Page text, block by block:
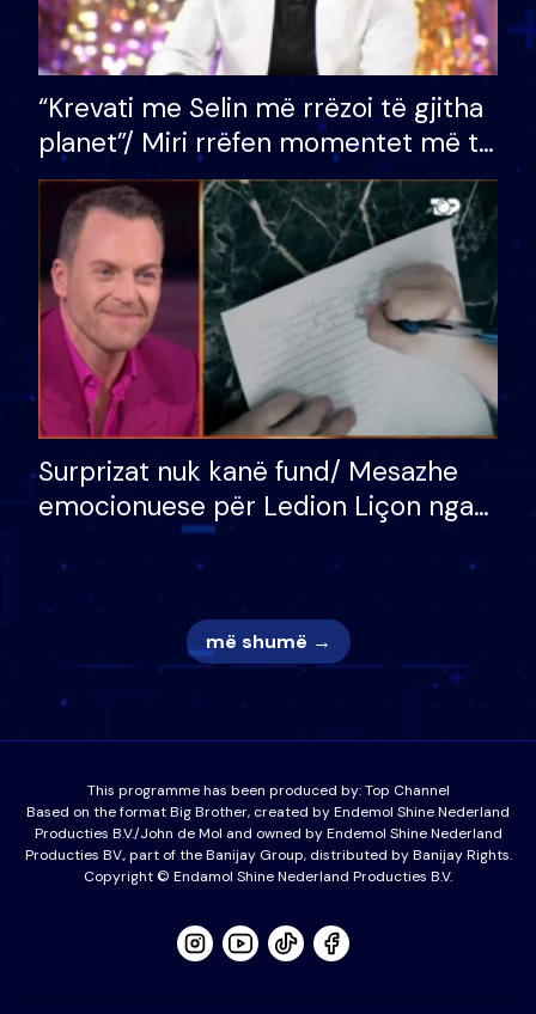
“Krevati me Selin më rrëzoi të gjitha
planet”/ Miri rrëfen momentet më të
bukura në shtëpinë e BB VIP: Do më
mungojë zilja e mëngjesit kur…
Surprizat nuk kanë fund/ Mesazhe
emocionuese për Ledion Liçon nga
nëna dhe fëmijët e tij, moderatori
nuk i mban dot lotët: Nuk meritoj…
më shumë →
This programme has been produced by:Top Channel
Based on the format Big Brother, created by Endemol Shine Nederland
Producties B.V./John de Mol and owned by Endemol Shine Nederland
Producties BV., part of the Banijay Group, distributed by Banijay Rights.
Copyright © Endamol Shine Nederland Producties B.V.